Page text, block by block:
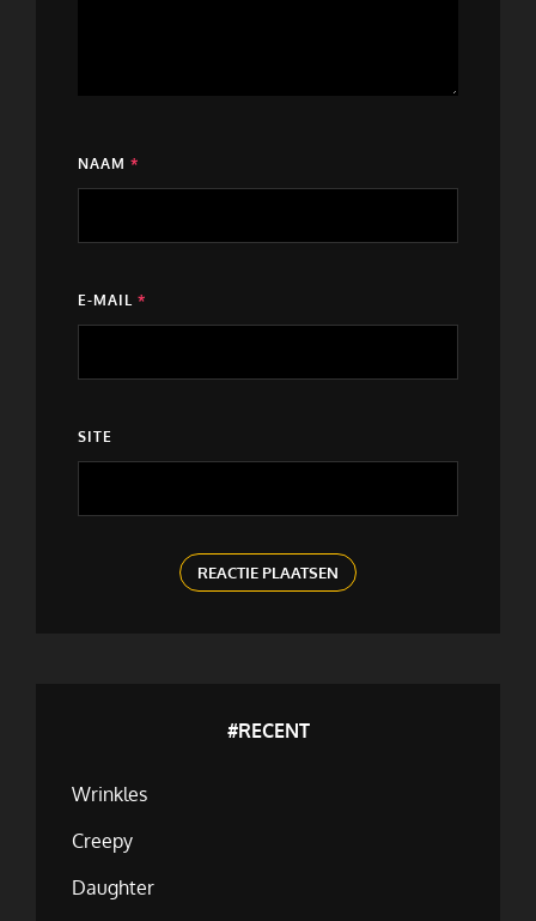
NAAM *
E-MAIL *
SITE
#RECENT
Wrinkles
Creepy
Daughter